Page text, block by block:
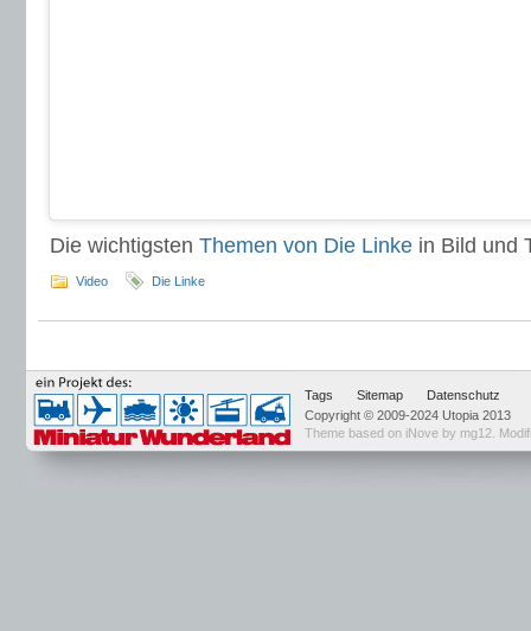
Die wichtigsten Themen von Die Linke in Bild und
Video Die Linke
Tags Sitemap
Datenschutz
Copyright © 2009-2024 Utopia 2013
Theme based on iNove by mg12 .